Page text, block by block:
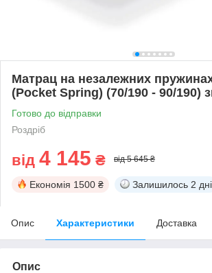
Матрац на незалежних
(Pocket Spring) (70/190 - 90/190)
Готово до відправки
Роздріб
від 4 145 ₴ від 5 645 ₴
Економія 1500 ₴ Залишилось 2 дні
Опис Характеристики Доставка
Опис